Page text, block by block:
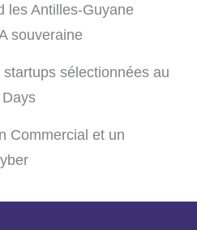
les Antilles-Guyane
souveraine
sélectionnées au
Commercial et un